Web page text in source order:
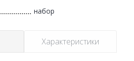
набор
Характеристики